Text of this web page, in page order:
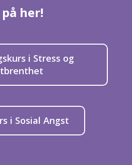
her!
i Stress og
i Sosial Angst